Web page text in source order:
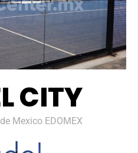
CITY
Mexico EDOMEX